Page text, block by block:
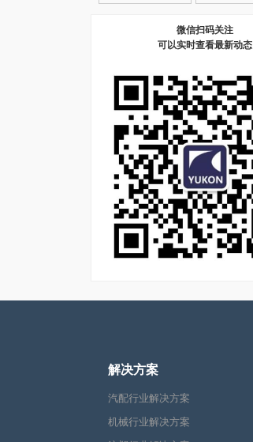
微信扫码关注
可以实时查看最新动态
解决方案
汽配行业解决方案
机械行业解决方案